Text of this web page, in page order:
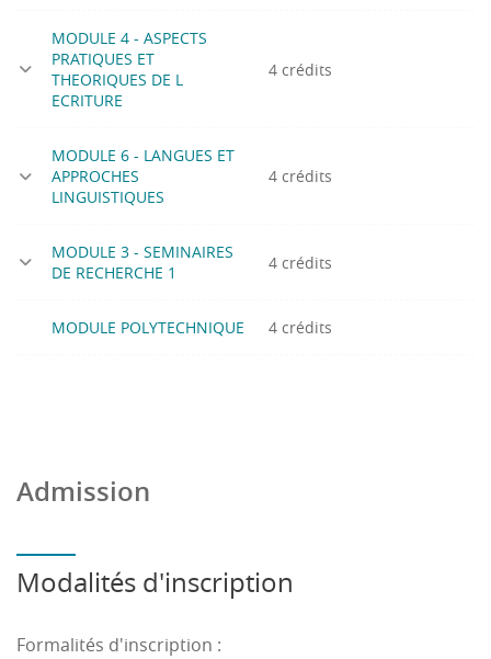
MODULE 4 - ASPECTS
PRATIQUES ET
THEORIQUES DE L
ECRITURE
4 crédits
MODULE 6 - LANGUES ET
APPROCHES
LINGUISTIQUES
4 crédits
MODULE 3 - SEMINAIRES
DE RECHERCHE 1
4 crédits
MODULE POLYTECHNIQUE 4 crédits
Admission
Modalités d'inscription
Formalités d'inscription :